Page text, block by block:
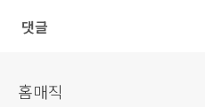
댓글
홈매직